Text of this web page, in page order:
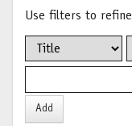
Use filters to